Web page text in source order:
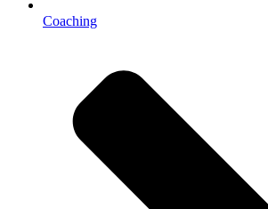
Coaching